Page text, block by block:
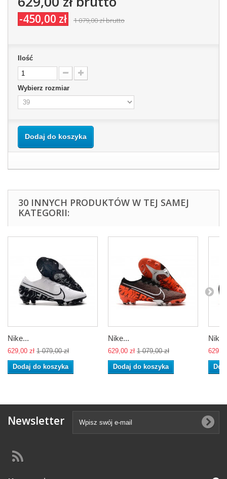
-450,00 zł 1 079,00 złbrutto
Ilość
Wybierz rozmiar
Dodaj do koszyka
30 INNYCH PRODUKTÓW W TEJ SAMEJ
KATEGORII:
Nike...
629,00 zł 1 079,00 zł
Dodaj do koszyka
Nike...
629,00 zł 1 079,00 zł
Dodaj do koszyka
Newsletter